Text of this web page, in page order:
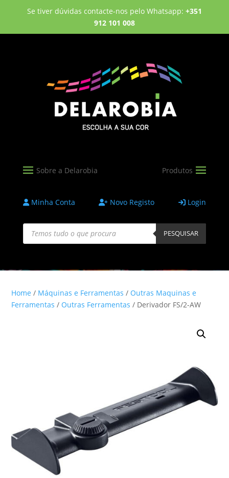
Se tiver dúvidas contacte-nos pelo Whatsapp: +351
912 101 008
Minha Conta Novo Registo Login
Products
search PESQUISAR
Home / Máquinas e Ferramentas / Outras Maquinas e
Ferramentas / Outras Ferramentas / Derivador FS/2-AW